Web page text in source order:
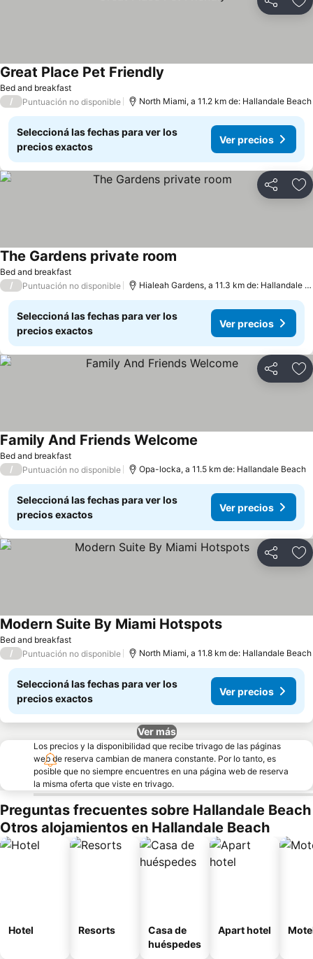
Compartir
Bed and breakfast
Great Place Pet Friendly
/ Puntuación no disponible North Miami, a 11.2 km de: Hallandale Beach
Seleccioná las fechas para ver los
precios exactos
Ver precios
Compartir
Bed and breakfast
The Gardens private room
/ Puntuación no disponible Hialeah Gardens, a 11.3 km de: Hallandale Beach
Seleccioná las fechas para ver los
precios exactos
Ver precios
Compartir
Bed and breakfast
Family And Friends Welcome
/ Puntuación no disponible Opa-locka, a 11.5 km de: Hallandale Beach
Seleccioná las fechas para ver los
precios exactos
Ver precios
Compartir
Bed and breakfast
Modern Suite By Miami Hotspots
/ Puntuación no disponible North Miami, a 11.8 km de: Hallandale Beach
Seleccioná las fechas para ver los
precios exactos
Ver precios
Ver más
Los precios y la disponibilidad que recibe trivago de las páginas
web de reserva cambian de manera constante. Por lo tanto, es
posible que no siempre encuentres en una página web de reserva
la misma oferta que viste en trivago.
Preguntas frecuentes sobre Hallandale Beach
Otros alojamientos en Hallandale Beach
Hotel Resorts
Casa de
huéspedes
Apart hotel